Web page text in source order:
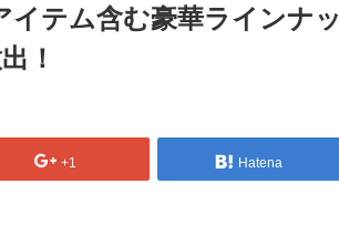
テム含む豪華ラインナッ
！
+1 Hatena